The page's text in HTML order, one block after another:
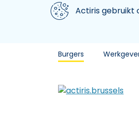
Aller au contenu principal
We gebruiken cookiesActiris gebruikt
Burgers